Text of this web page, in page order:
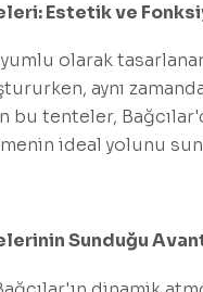
Estetik ve
olarak
aynı
tenteler,
ideal yolunu
Sunduğu